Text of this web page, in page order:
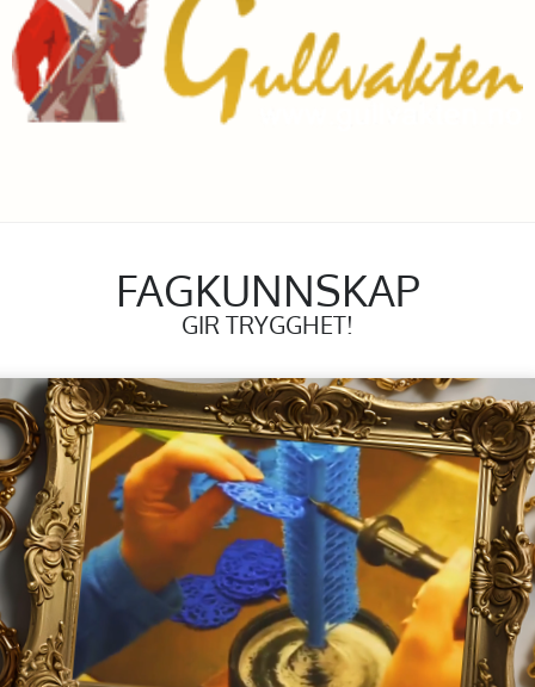
FAGKUNNSKAP
GIR TRYGGHET!